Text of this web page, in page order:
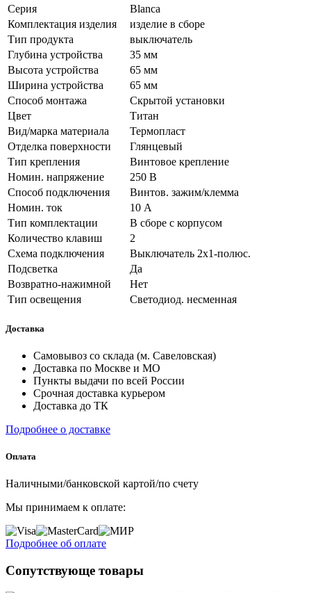
Серия
Blanca
Комплектация изделия
изделие в сборе
Тип продукта
выключатель
Глубина устройства
35 мм
Высота устройства
65 мм
Ширина устройства
65 мм
Способ монтажа
Скрытой установки
Цвет
Титан
Вид/марка материала
Термопласт
Отделка поверхности
Глянцевый
Тип крепления
Винтовое крепление
Номин. напряжение
250 В
Способ подключения
Винтов. зажим/клемма
Номин. ток
10 А
Тип комплектации
В сборе с корпусом
Количество клавиш
2
Схема подключения
Выключатель 2х1-полюс.
Подсветка
Да
Возвратно-нажимной
Нет
Тип освещения
Светодиод. несменная
Доставка
Самовывоз со склада (м. Савеловская)
Доставка по Москве и МО
Пункты выдачи по всей России
Срочная доставка курьером
Доставка до ТК
Подробнее о доставке
Оплата
Наличными/банковской картой/по счету
Мы принимаем к оплате:
Подробнее об оплате
Сопутствующе товары